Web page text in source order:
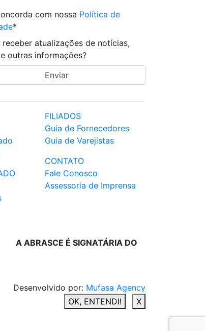
com nossa Política de
*
receber atualizações de notícias,
outras informações?
FILIADOS
Guia de Fornecedores
Guia de Varejistas
CONTATO
Fale Conosco
Assessoria de Imprensa
A ABRASCE É SIGNATÁRIA DO
Desenvolvido por: Mufasa Agency
OK, ENTENDI! X